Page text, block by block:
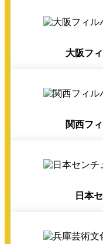
大阪フ
関西フ
日本